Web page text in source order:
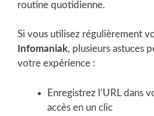
routine quotidienne.
Si vous utilisez régulièrement
Infomaniak, plusieurs astuces
votre expérience :
Enregistrez l’URL dans
accès en un clic